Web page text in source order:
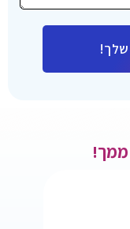
שלך!
ממך!